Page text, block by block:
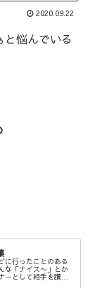
2020.09.22
悩んでいる
に行ったことのある
な「ナイス〜」とか
として相手を讃え